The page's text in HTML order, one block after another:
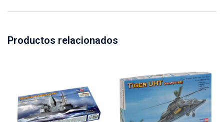
Productos relacionados